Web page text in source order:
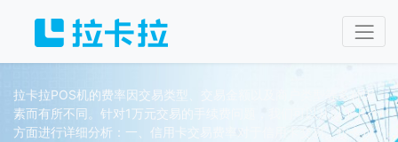
拉卡拉POS机的费率因交易类型、交易金额以及商户类型等多种因
素而有所不同。针对1万元交易的手续费问题，我们可以从以下几个
方面进行详细分析：一、信用卡交易费率对于信用卡交易，拉卡拉